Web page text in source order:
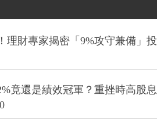
理財專家揭密「9%攻守兼備」投
竟還是績效冠軍？重挫時高股息